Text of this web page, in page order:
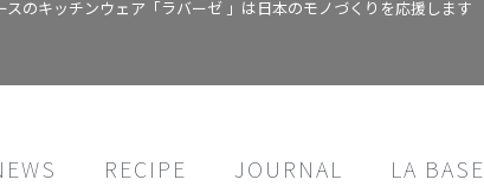
スのキッチンウェア「ラバーゼ 」は日本のモノづくりを応援します
RECIPE JOURNAL LA BASE